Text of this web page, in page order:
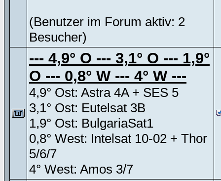
(Benutzer im Forum aktiv: 2
Besucher)
--- 4,9° O --- 3,1° O --- 1,9°
O --- 0,8° W --- 4° W ---
4,9° Ost: Astra 4A + SES 5
3,1° Ost: Eutelsat 3B
1,9° Ost: BulgariaSat1
0,8° West: Intelsat 10-02 + Thor
5/6/7
4° West: Amos 3/7